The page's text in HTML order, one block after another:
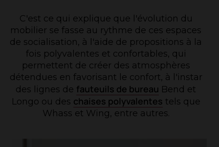
C'est ce qui explique que l'évolution du
mobilier se fasse au rythme de ces espaces
de socialisation, à l'aide de propositions à la
fois polyvalentes et confortables, qui
permettent de créer des atmosphères
détendues en favorisant le confort, à l'instar
des lignes de fauteuils de bureau Bend et
Longo ou des chaises polyvalentes tels que
Whass et Wing, entre autres.